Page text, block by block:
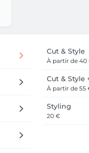
Cut & Style
À partir de 40
Cut & Style
À partir de 55
Styling
20 €